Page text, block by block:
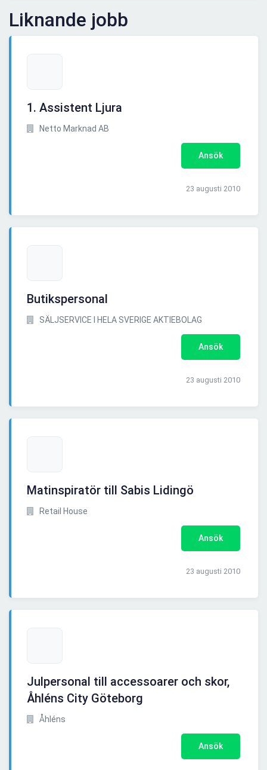
Liknande jobb
1. Assistent Ljura
Netto Marknad AB
Ansök
23 augusti 2010
Butikspersonal
SÄLJSERVICE I HELA SVERIGE AKTIEBOLAG
Ansök
23 augusti 2010
Matinspiratör till Sabis Lidingö
Retail House
Ansök
23 augusti 2010
Julpersonal till accessoarer och skor,
Åhléns City Göteborg
Åhléns
Ansök